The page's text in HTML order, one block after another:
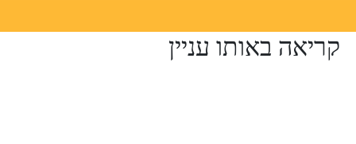
קריאה באותו עניין